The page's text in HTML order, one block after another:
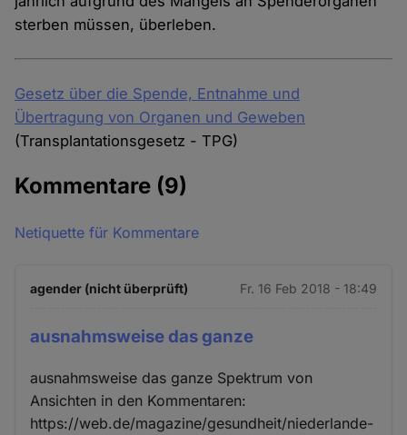
sterben müssen, überleben.
Gesetz über die Spende, Entnahme und
Übertragung von Organen und Geweben
(Transplantationsgesetz - TPG)
Kommentare (9)
Netiquette für Kommentare
agender (nicht überprüft) Fr. 16 Feb 2018 - 18:49
ausnahmsweise das ganze
ausnahmsweise das ganze Spektrum von
Ansichten in den Kommentaren:
https://web.de/magazine/gesundheit/niederlande-